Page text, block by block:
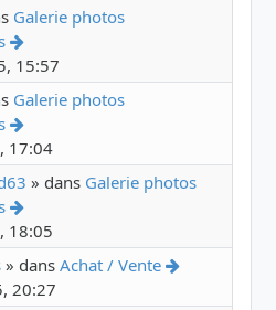
Galerie photos
Voir le dernier message
15:57
Galerie photos
Voir le dernier message
17:04
» dans Galerie photos
Voir le dernier message
18:05
» dans Achat / Vente
Voir le
20:27